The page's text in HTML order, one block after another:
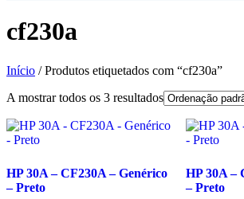
cf230a
Início / Produtos etiquetados com “cf230a”
A mostrar todos os 3 resultados
HP 30A – CF230A – Genérico
– Preto
HP 30A –
– Preto